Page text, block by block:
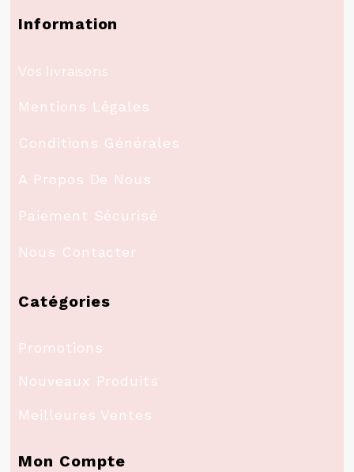
Information
Vos livraisons
Mentions Légales
Conditions Générales
A Propos De Nous
Paiement Sécurisé
Nous Contacter
Catégories
Promotions
Nouveaux Produits
Meilleures Ventes
Mon Compte